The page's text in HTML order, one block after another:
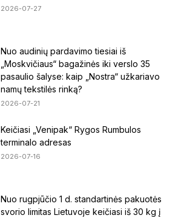
2026-07-27
Nuo audinių pardavimo tiesiai iš
„Moskvičiaus“ bagažinės iki verslo 35
pasaulio šalyse: kaip „Nostra“ užkariavo
namų tekstilės rinką?
2026-07-21
Keičiasi „Venipak“ Rygos Rumbulos
terminalo adresas
2026-07-16
Nuo rugpjūčio 1 d. standartinės pakuotės
svorio limitas Lietuvoje keičiasi iš 30 kg į